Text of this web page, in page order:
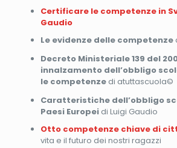
Certificare le competenze in
Gaudio
Le evidenze delle competenze
Decreto Ministeriale 139 del
innalzamento dell’obbligo
le competenzedi atuttascuola©
Caratteristiche dell’obbligo
Paesi Europeidi Luigi Gaudio
Otto competenze chiave di
vita e il futuro dei nostri ragazzi